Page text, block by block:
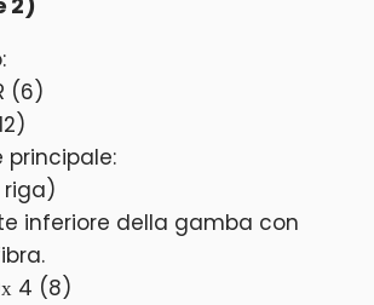
(6)
principale:
riga)
inferiore della gamba con
4 (8)